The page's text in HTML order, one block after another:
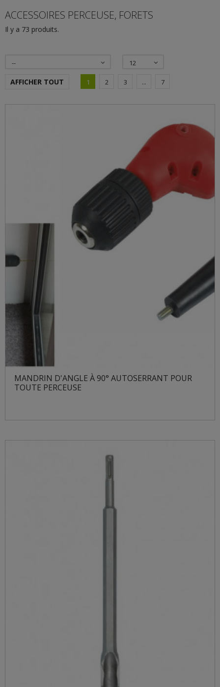
ACCESSOIRES PERCEUSE, FORETS
Il y a 73 produits.
-- 12
AFFICHER TOUT 1 2 3 ... 7
MANDRIN D'ANGLE À 90° AUTOSERRANT POUR
TOUTE PERCEUSE